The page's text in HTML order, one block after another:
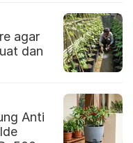
agar
dan
Anti